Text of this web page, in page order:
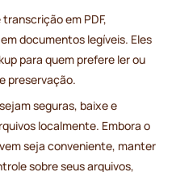
em PDF,
documentos legíveis. Eles
para quem prefere ler ou
preservação.
seguras, baixe e
localmente. Embora o
seja conveniente, manter
sobre seus arquivos,